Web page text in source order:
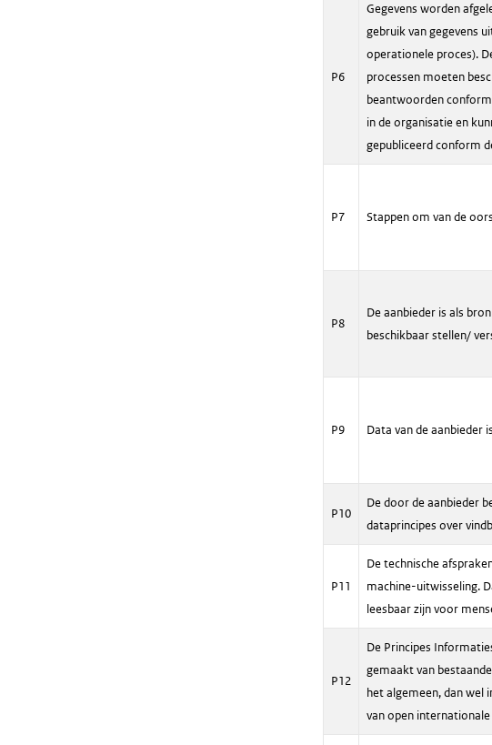
P6
Gegevens worden
gebruik van gegevens
operationele proces).
processen moeten
beantwoorden
in de organisatie en
gepubliceerd conform
P7 Stappen om van de
P8
De aanbieder is als
beschikbaar stellen/
P9 Data van de aanbieder
P10
De door de aanbieder
dataprincipes over
P11
De technische
machine-uitwisseling.
leesbaar zijn voor
P12
De Principes
gemaakt van
het algemeen, dan wel
van open